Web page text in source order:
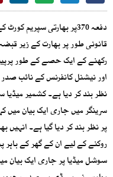
دفعہ 370پر بھارتی
قانونی طور پر بھارت کے زیر
رکھنے کے ایک حصے کے طور
اور نیشنل کانفرنس کے نائب
نظر بند کر دیا ہے۔ کشمیر
سرینگر میں جاری ایک بیان میں
پر نظر بند کر دیا گیا ہے۔
روکنے کے لیے ان کے گھر کے
سوشل میڈیا پر جاری ایک بیان